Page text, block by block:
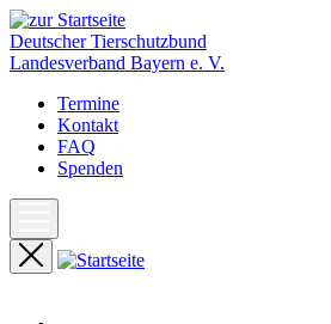
Deutscher Tierschutzbund
Landesverband Bayern e. V.
Termine
Kontakt
FAQ
Spenden